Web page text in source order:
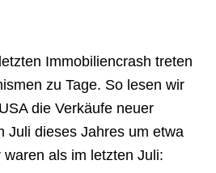
Immobiliencrash treten
zu Tage. So lesen wir
die Verkäufe neuer
Juli dieses Jahres um etwa
als im letzten Juli: